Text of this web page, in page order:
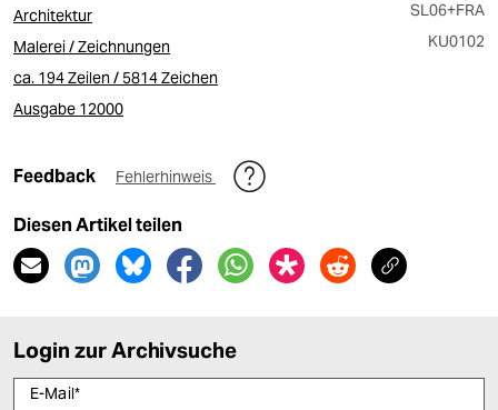
Architektur
SL06+FRA
Malerei / Zeichnungen
KU0102
ca. 194 Zeilen / 5814 Zeichen
Ausgabe 12000
Feedback Fehlerhinweis
Diesen Artikel teilen
Login zur Archivsuche
E-Mail*